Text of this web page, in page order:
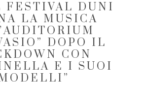
FESTIVAL DUNI
LA MUSICA
DOPO IL
CON
E I SUOI